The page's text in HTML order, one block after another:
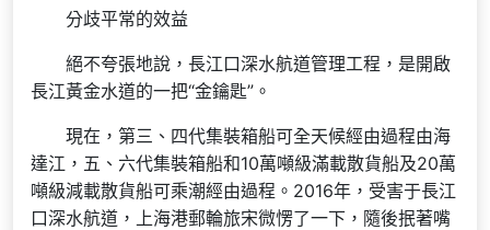
分歧平常的效益
絕不夸張地說，長江口深水航道管理工程，是開啟
長江黃金水道的一把“金鑰匙”。
現在，第三、四代集裝箱船可全天候經由過程由海
達江，五、六代集裝箱船和10萬噸級滿載散貨船及20萬
噸級減載散貨船可乘潮經由過程。2016年，受害于長江
口深水航道，上海港郵輪旅宋微愣了一下，隨後抿著嘴